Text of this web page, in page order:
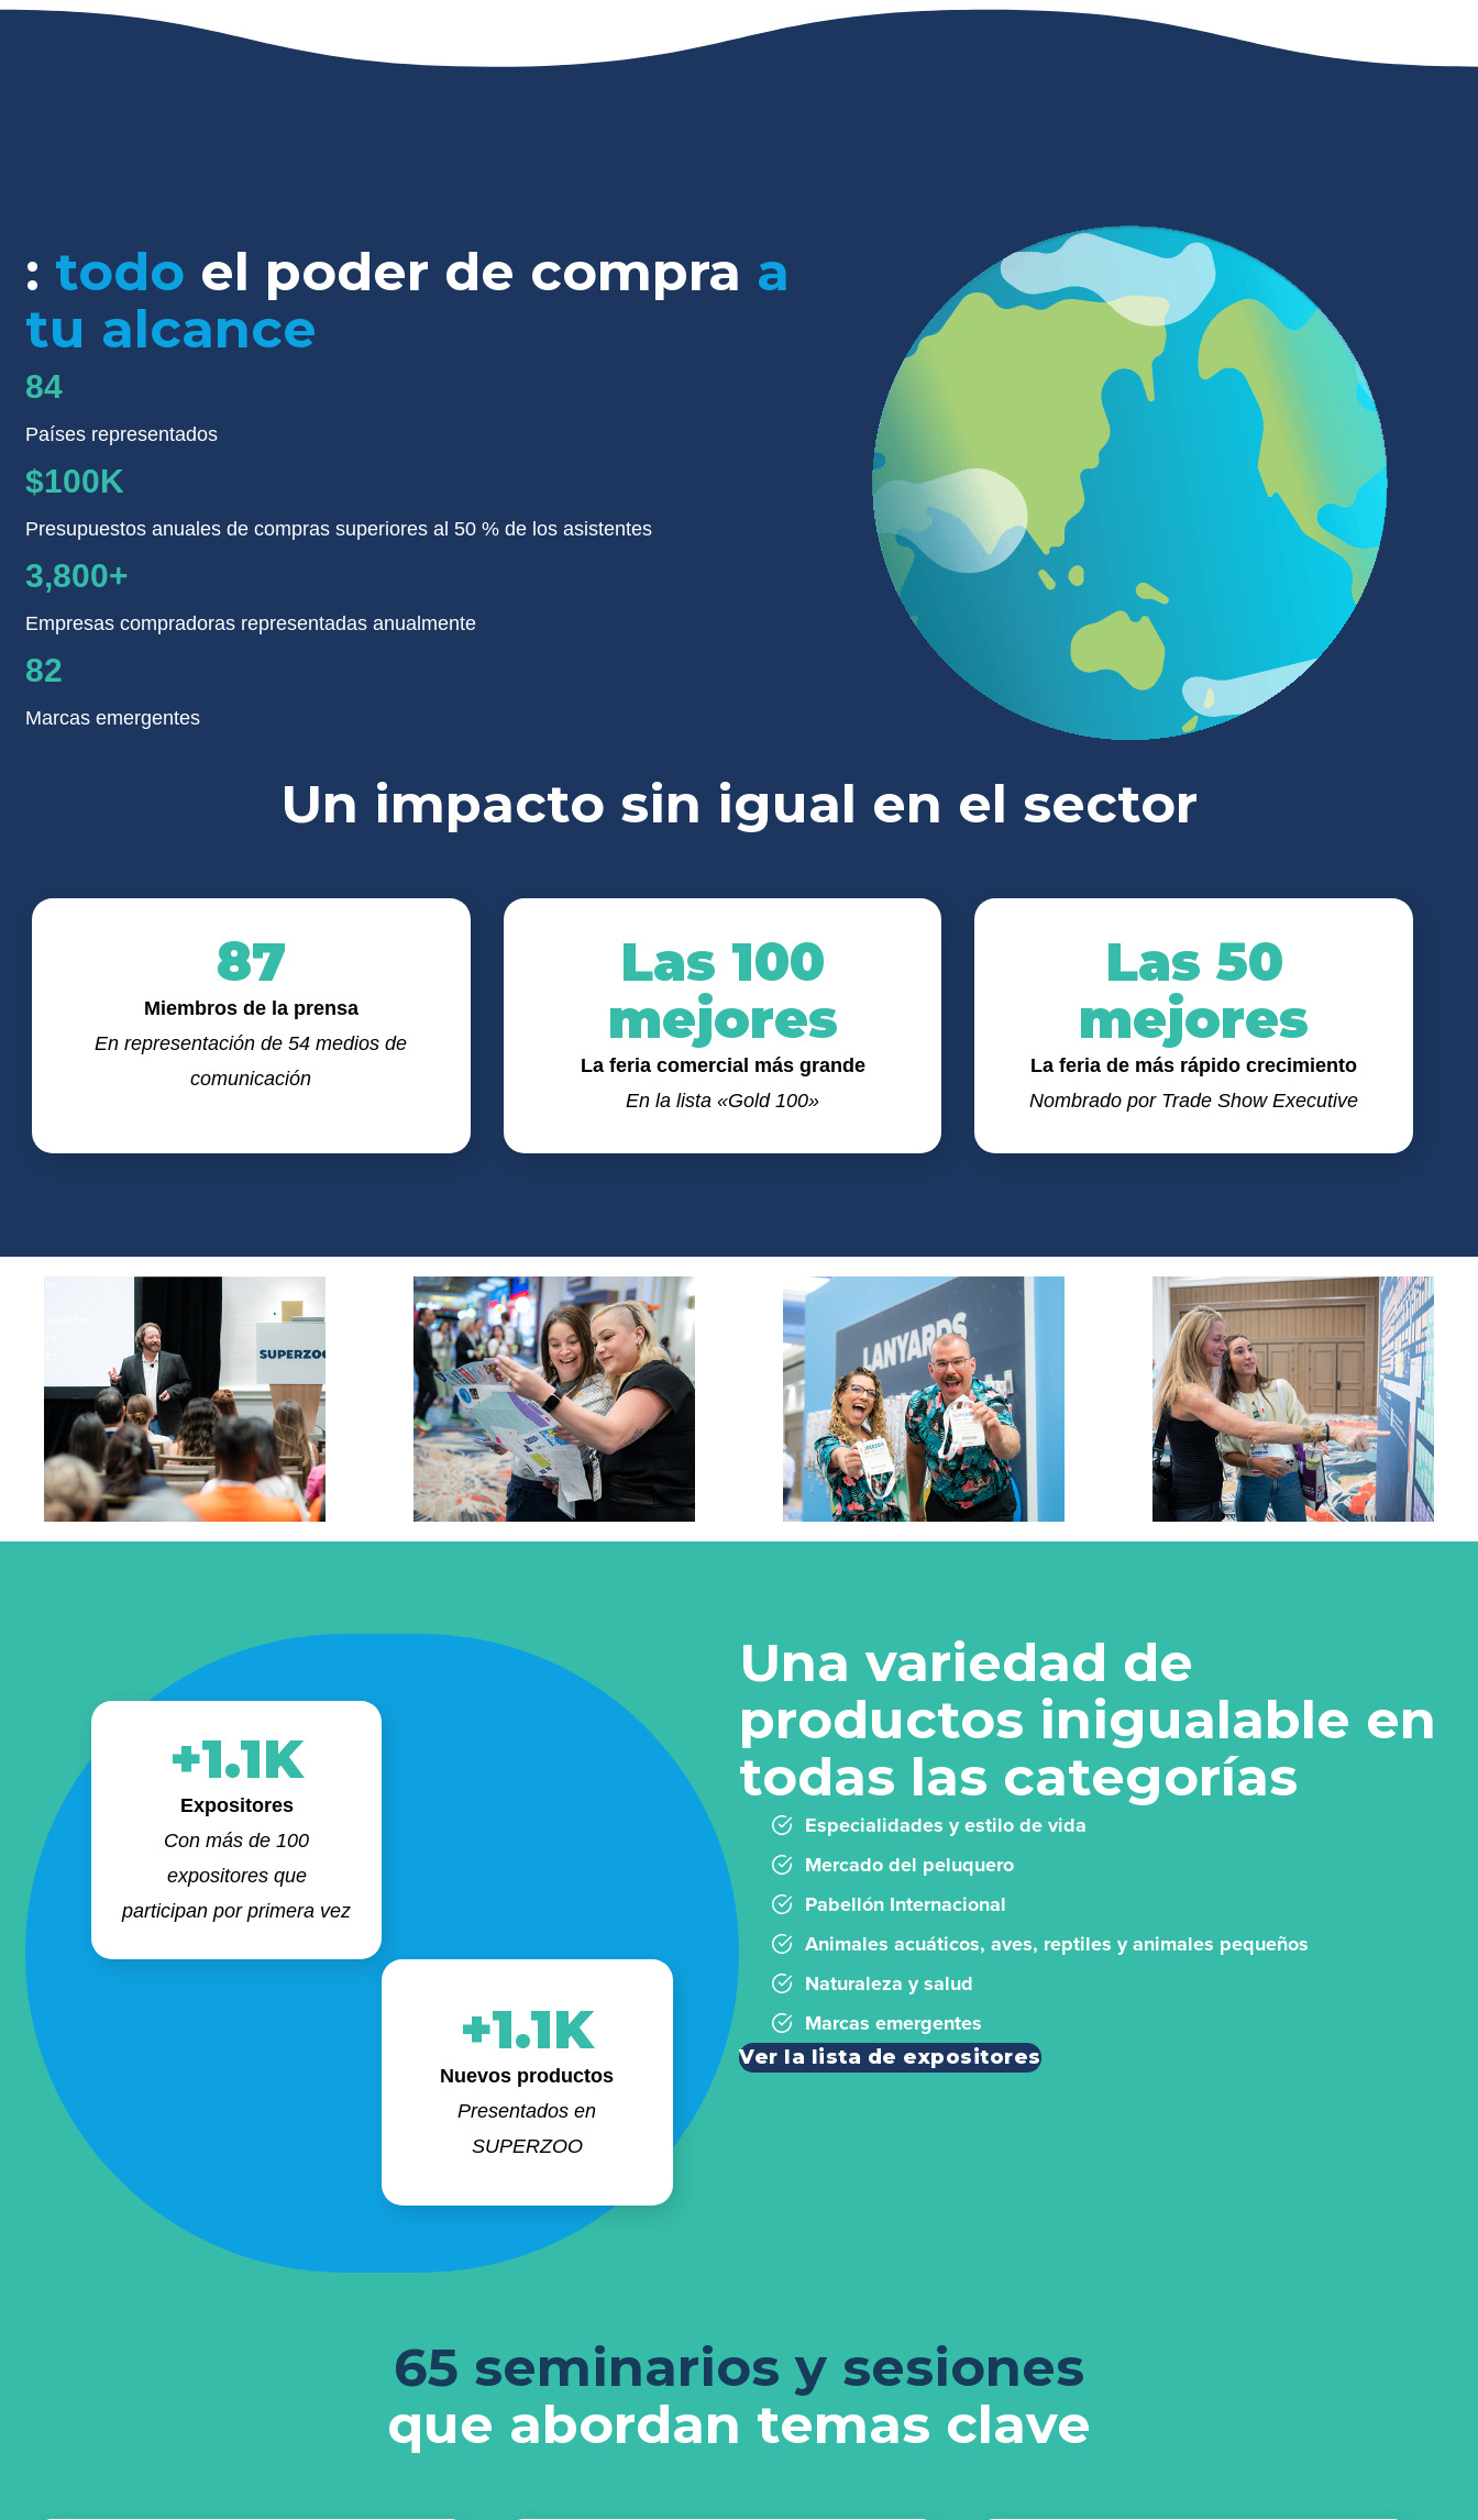
: todo el poder de compra a
tu alcance
84
Países representados
$100K
Presupuestos anuales de compras superiores al 50 % de los asistentes
3,800+
Empresas compradoras representadas anualmente
82
Marcas emergentes
Un impacto sin igual en el sector
87
Miembros de la prensa
En representación de 54 medios de
comunicación
Las 100
mejores
La feria comercial más grande
En la lista «Gold 100»
Las 50
mejores
La feria de más rápido crecimiento
Nombrado por Trade Show Executive
+1.1K
Expositores
Con más de 100
expositores que
participan por primera vez
+1.1K
Nuevos productos
Presentados en
SUPERZOO
Una variedad de
productos inigualable en
todas las categorías
Especialidades y estilo de vida
Mercado del peluquero
Pabellón Internacional
Animales acuáticos, aves, reptiles y animales pequeños
Naturaleza y salud
Marcas emergentes
Ver la lista de expositores
65 seminarios y sesiones
que abordan temas clave